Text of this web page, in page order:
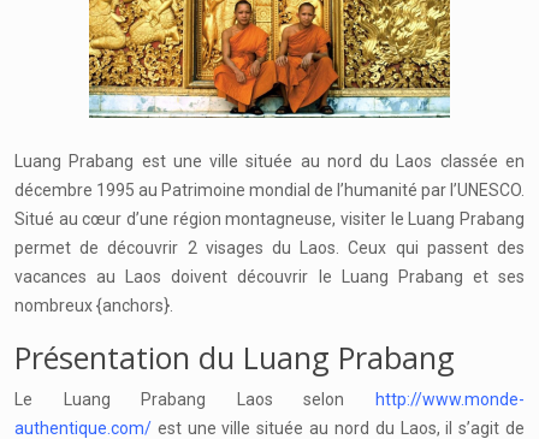
Luang Prabang est une ville située au nord du Laos classée en
décembre 1995 au Patrimoine mondial de l’humanité par l’UNESCO.
Situé au cœur d’une région montagneuse, visiter le Luang Prabang
permet de découvrir 2 visages du Laos. Ceux qui passent des
vacances au Laos doivent découvrir le Luang Prabang et ses
nombreux {anchors}.
Présentation du Luang Prabang
Le Luang Prabang Laos selon
http://www.monde-
authentique.com/ est une ville située au nord du Laos, il s’agit de